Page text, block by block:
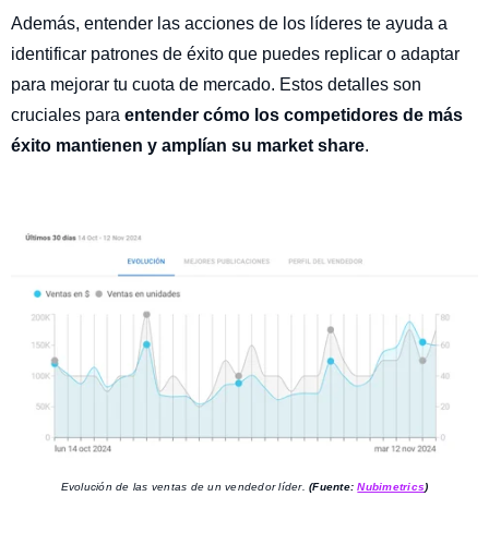
Además, entender las acciones de los líderes te ayuda a
identificar patrones de éxito que puedes replicar o adaptar
para mejorar tu cuota de mercado. Estos detalles son
cruciales para entender cómo los competidores de más
éxito mantienen y amplían su market share.
Evolución de las ventas de un vendedor líder.(Fuente:Nubimetrics)